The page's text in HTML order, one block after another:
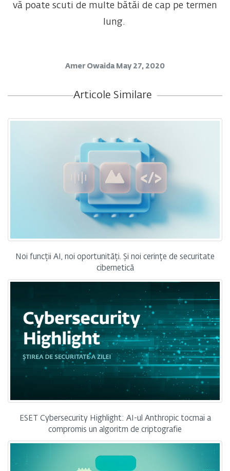
vă poate scuti de multe bătăi de cap pe termen
lung.
Amer Owaida May 27, 2020
Articole Similare
Noi funcții AI, noi oportunități. Și noi cerințe de securitate
cibernetică
ESET Cybersecurity Highlight: AI-ul Anthropic tocmai a
compromis un algoritm de criptografie